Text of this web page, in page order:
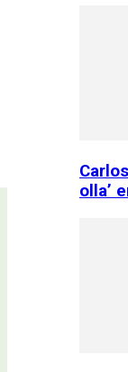
olla’